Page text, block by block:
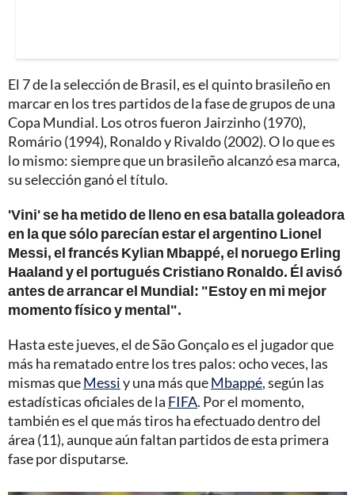
El 7 de la selección de Brasil, es el quinto brasileño en
marcar en los tres partidos de la fase de grupos de una
Copa Mundial. Los otros fueron Jairzinho (1970),
Romário (1994), Ronaldo y Rivaldo (2002). O lo que es
lo mismo: siempre que un brasileño alcanzó esa marca,
su selección ganó el título.
'Vini' se ha metido de lleno en esa batalla goleadora
en la que sólo parecían estar el argentino Lionel
Messi, el francés Kylian Mbappé, el noruego Erling
Haaland y el portugués Cristiano Ronaldo. Él avisó
antes de arrancar el Mundial: "Estoy en mi mejor
momento físico y mental".
Hasta este jueves, el de São Gonçalo es el jugador que
más ha rematado entre los tres palos: ocho veces, las
mismas queMessiy una más queMbappé, según las
estadísticas oficiales de la FIFA. Por el momento,
también es el que más tiros ha efectuado dentro del
área (11), aunque aún faltan partidos de esta primera
fase por disputarse.